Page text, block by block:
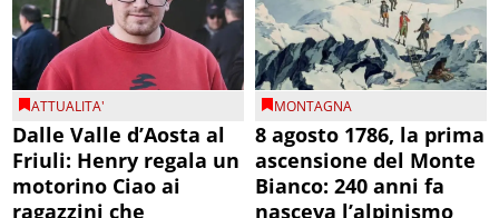
ATTUALITA'
Dalle Valle d’Aosta al
Friuli: Henry regala un
motorino Ciao ai
ragazzini che
MONTAGNA
8 agosto 1786, la prima
ascensione del Monte
Bianco: 240 anni fa
nasceva l’alpinismo